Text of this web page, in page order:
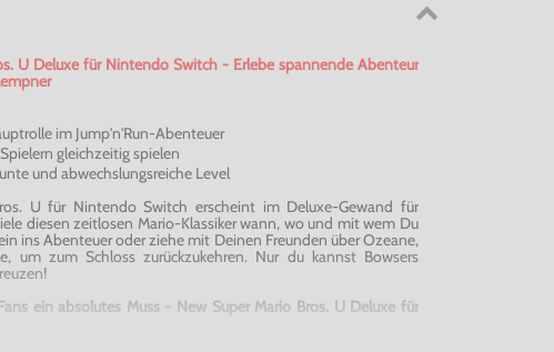
U Deluxe für Nintendo Switch - Erlebe spannendeAbenteur
im Jump'n'Run-Abenteuer
gleichzeitig spielen
und abwechslungsreiche Level
U für Nintendo Switch erscheint im Deluxe-Gewand für
diesen zeitlosen Mario-Klassiker wann, wo und mit wem Du
ins Abenteuer oder ziehe mit Deinen Freunden über Ozeane,
um zum Schloss zurückzukehren. Nur du kannst Bowsers
ein absolutes Muss - New Super Mario Bros. U Deluxe für